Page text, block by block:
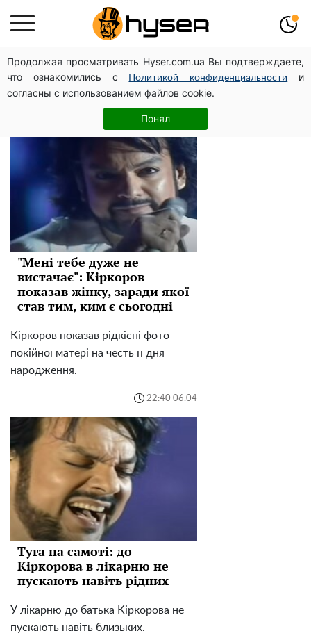
Продолжая просматривать Hyser.com.ua Вы подтверждаете,
что ознакомились с
Политикой конфиденциальности
и
согласны с использованием файлов cookie.
Понял
Филипп Киркоров
"Мені тебе дуже не
вистачає": Кіркоров
показав жінку, заради якої
став тим, ким є сьогодні
Кіркоров показав рідкісні фото
покійної матері на честь її дня
народження.
22:40 06.04
Туга на самоті: до
Кіркорова в лікарню не
пускають навіть рідних
У лікарню до батька Кіркорова не
пускають навіть близьких.